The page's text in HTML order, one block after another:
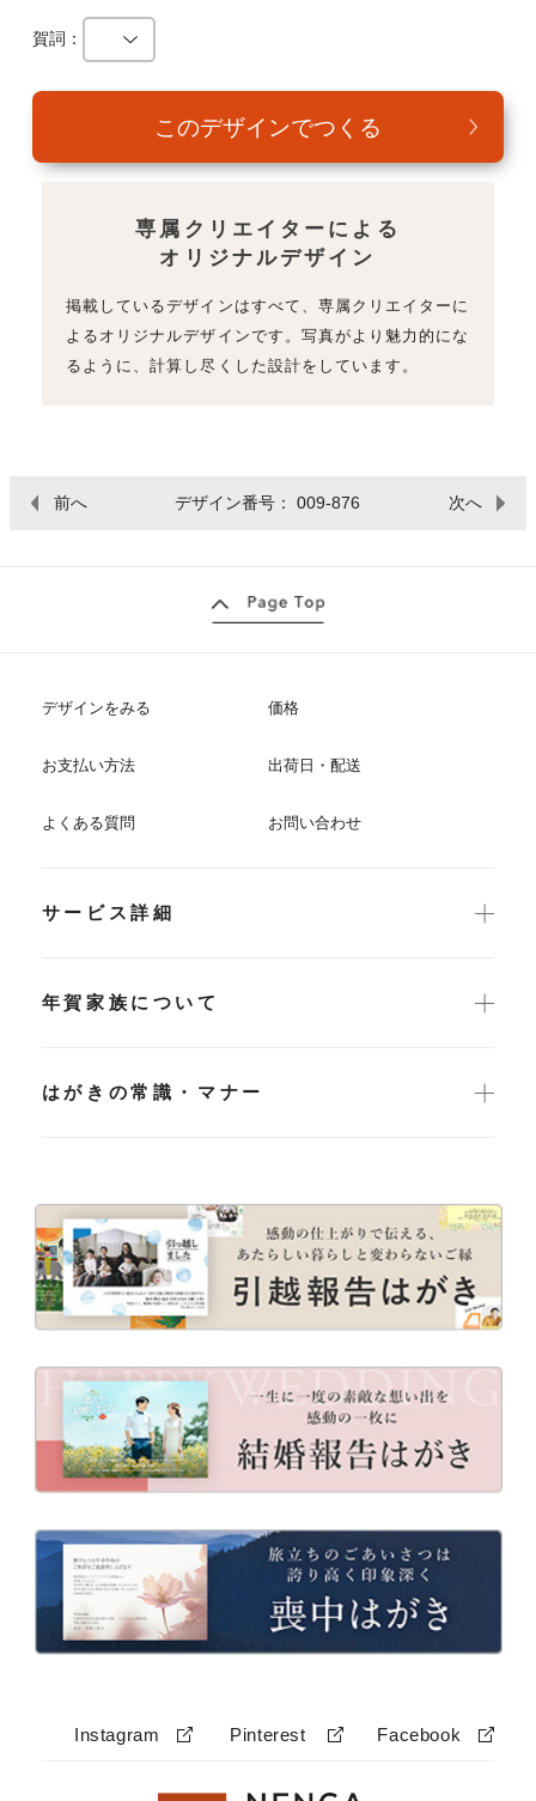
賀詞：
専属クリエイターによる
オリジナルデザイン
掲載しているデザインはすべて、専属クリエイターに
よるオリジナルデザインです。写真がより魅力的にな
るように、計算し尽くした設計をしています。
前へ デザイン番号： 009-876 次へ
デザインをみる 価格
お支払い方法 出荷日・配送
よくある質問 お問い合わせ
サービス詳細
年賀家族について
はがきの常識・マナー
Instagram Pinterest Facebook